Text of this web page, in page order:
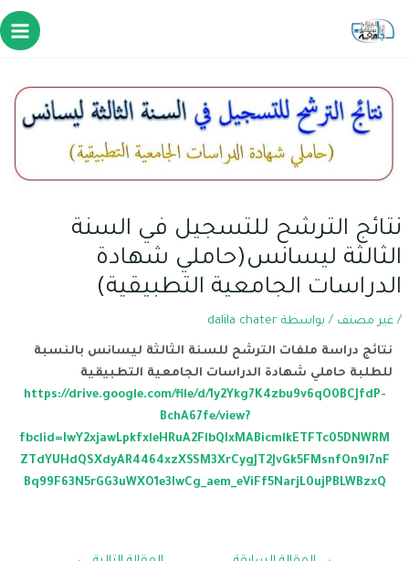
نتائج الترشح للتسجيل في السنة
الثالثة ليسانس(حاملي شهادة
الدراسات الجامعية التطبيقية)
/ غير مصنف / بواسطة dalila chater
نتائج دراسة ملفات الترشح للسنة الثالثة ليسانس بالنسبة
للطلبة حاملي شهادة الدراسات الجامعية التطبيقية
https://drive.google.com/file/d/1y2Ykg7K4zbu9v6qO0BCJfdP-
BchA67fe/view?
fbclid=IwY2xjawLpkfxleHRuA2FlbQIxMABicmlkETFTc05DNWRM
ZTdYUHdQSXdyAR4464xzXSSM3XrCygJT2JvGk5FMsnfOn9l7nF
Bq99F63N5rGG3uWXO1e3IwCg_aem_eViFf5NarjL0ujPBLWBzxQ